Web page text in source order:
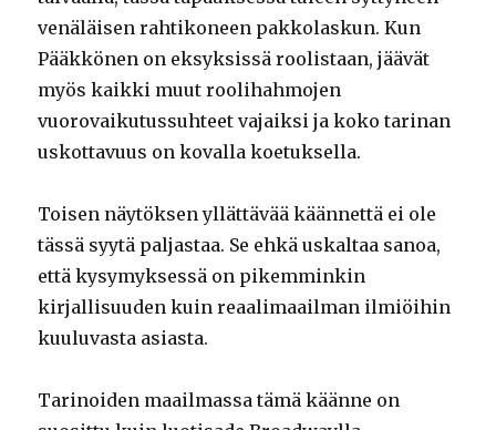
venäläisen rahtikoneen pakkolaskun. Kun
Pääkkönen on eksyksissä roolistaan, jäävät
myös kaikki muut roolihahmojen
vuorovaikutussuhteet vajaiksi ja koko tarinan
uskottavuus on kovalla koetuksella.
Toisen näytöksen yllättävää käännettä ei ole
tässä syytä paljastaa. Se ehkä uskaltaa sanoa,
että kysymyksessä on pikemminkin
kirjallisuuden kuin reaalimaailman ilmiöihin
kuuluvasta asiasta.
Tarinoiden maailmassa tämä käänne on